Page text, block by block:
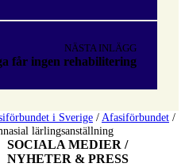
NÄSTA INLÄGG
får ingen rehabilitering
i Sverige / Afasiförbundet /
lärlingsanställning
SOCIALA MEDIER /
NYHETER & PRESS